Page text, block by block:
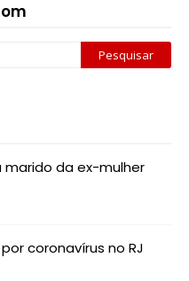
marido da ex-mulher
coronavírus no RJ